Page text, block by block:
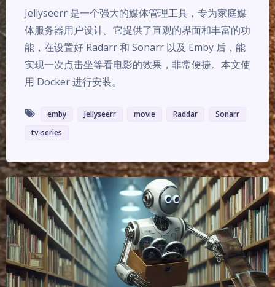
夜间模式
Sans Serif Serif
Jellyseerr 是一个强大的媒体管理工具，专为家庭媒
体服务器用户设计。它提供了直观的界面和丰富的功
能，在设置好 Radarr 和 Sonarr 以及 Emby 后，能
实现一次点击坐等看电影的效果，非常便捷。本文使
用 Docker 进行安装。
emby Jellyseerr movie Raddar
Sonarr
tv-series